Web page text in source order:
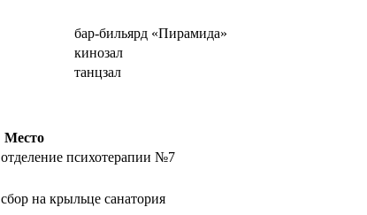
бар-бильярд «Пирамида»
кинозал
танцзал
Место
отделение психотерапии №7
сбор на крыльце санатория